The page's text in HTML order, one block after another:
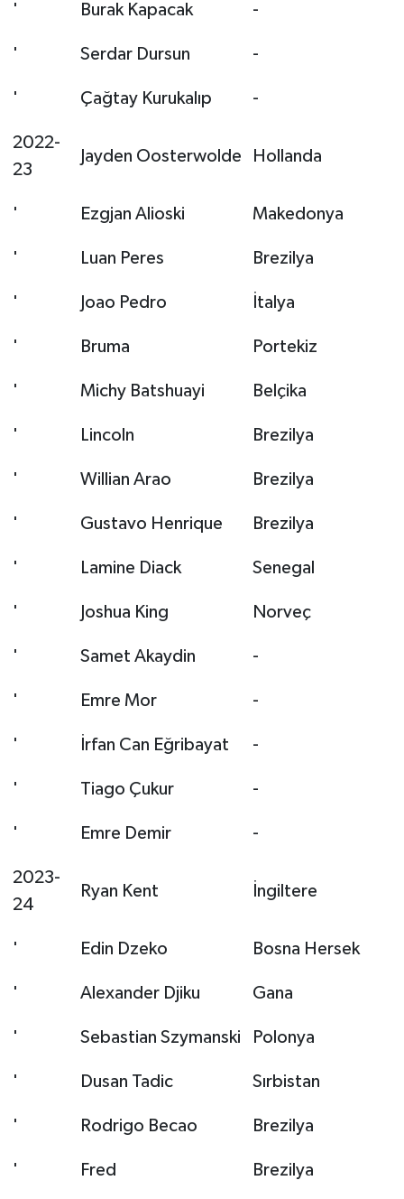
' Burak Kapacak -
' Serdar Dursun -
' Çağtay Kurukalıp -
2022-
23
Jayden Oosterwolde Hollanda
' Ezgjan Alioski Makedonya
' Luan Peres Brezilya
' Joao Pedro İtalya
' Bruma Portekiz
' Michy Batshuayi Belçika
' Lincoln Brezilya
' Willian Arao Brezilya
' Gustavo Henrique Brezilya
' Lamine Diack Senegal
' Joshua King Norveç
' Samet Akaydin -
' Emre Mor -
' İrfan Can Eğribayat -
' Tiago Çukur -
' Emre Demir -
2023-
24
Ryan Kent İngiltere
' Edin Dzeko Bosna Hersek
' Alexander Djiku Gana
' Sebastian Szymanski Polonya
' Dusan Tadic Sırbistan
' Rodrigo Becao Brezilya
' Fred Brezilya